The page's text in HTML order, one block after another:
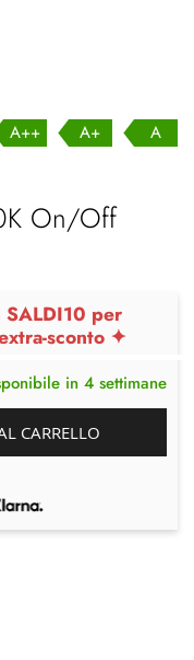
A++ A+ A
On/Off
SALDI10 per
sconto ✦
in 4 settimane
CARRELLO